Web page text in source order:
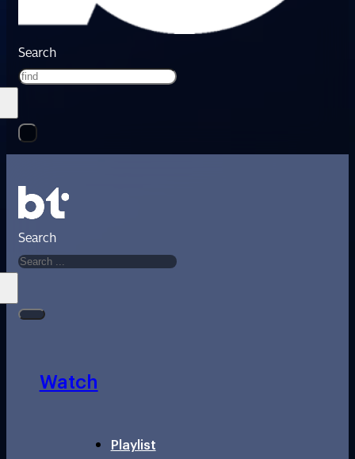
Search
Search
Watch
Playlist